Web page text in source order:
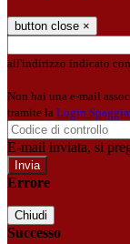
button close ×
all'indirizzo indicato
Non hai una e-mail
tramite la Login
E-mail inviata, si
Errore
Chiudi
Successo